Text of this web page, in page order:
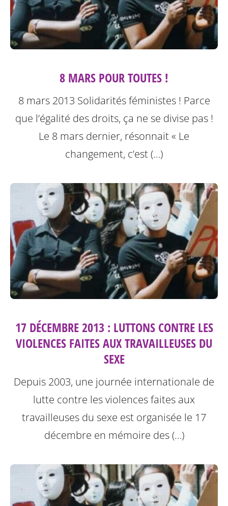
8 MARS POUR TOUTES !
8 mars 2013 Solidarités féministes ! Parce
que l’égalité des droits, ça ne se divise pas !
Le 8 mars dernier, résonnait « Le
changement, c’est (…)
17 DÉCEMBRE 2013 : LUTTONS CONTRE LES
VIOLENCES FAITES AUX TRAVAILLEUSES DU
SEXE
Depuis 2003, une journée internationale de
lutte contre les violences faites aux
travailleuses du sexe est organisée le 17
décembre en mémoire des (…)